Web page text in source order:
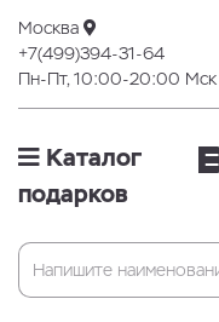
Москва
+7(499)394-31-64
Пн-Пт, 10:00-20:00 Мск
Каталог
подарков